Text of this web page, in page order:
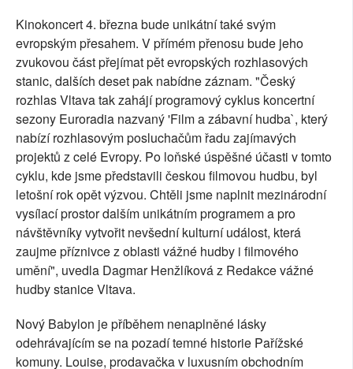
Kinokoncert 4. března bude unikátní také svým
evropským přesahem. V přímém přenosu bude jeho
zvukovou část přejímat pět evropských rozhlasových
stanic, dalších deset pak nabídne záznam. "Český
rozhlas Vltava tak zahájí programový cyklus koncertní
sezony Euroradia nazvaný 'Film a zábavní hudba`, který
nabízí rozhlasovým posluchačům řadu zajímavých
projektů z celé Evropy. Po loňské úspěšné účasti v tomto
cyklu, kde jsme představili českou filmovou hudbu, byl
letošní rok opět výzvou. Chtěli jsme naplnit mezinárodní
vysílací prostor dalším unikátním programem a pro
návštěvníky vytvořit nevšední kulturní událost, která
zaujme příznivce z oblasti vážné hudby i filmového
umění", uvedla Dagmar Henžlíková z Redakce vážné
hudby stanice Vltava.
Nový Babylon je příběhem nenaplněné lásky
odehrávajícím se na pozadí temné historie Pařížské
komuny. Louise, prodavačka v luxusním obchodním